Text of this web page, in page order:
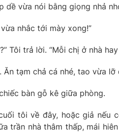
dề vừa nói bằng giọng nhả
nhắc tới mày xong!”
Tôi trả lời. “Mỗi chị ở nhà hay
tạm chả cá nhé, tao vừa lỡ
bàn gỗ kê giữa phòng.
tôi về đây, hoặc giả nếu
trần nhà thâm thấp, mái